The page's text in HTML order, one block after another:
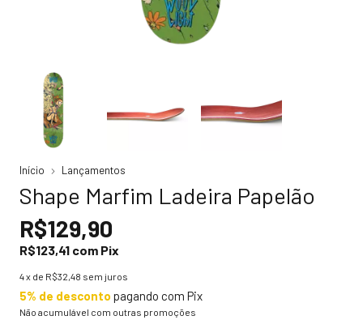
Início Lançamentos
Shape Marfim Ladeira Papelão
R$129,90
R$123,41 com Pix
4x de R$32,48 sem juros
5% de desconto pagando com Pix
Não acumulável com outras promoções